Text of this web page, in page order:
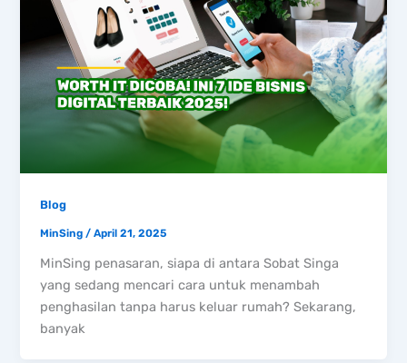
Blog
MinSing/April 21, 2025
MinSing penasaran, siapa di antara Sobat Singa
yang sedang mencari cara untuk menambah
penghasilan tanpa harus keluar rumah? Sekarang,
banyak